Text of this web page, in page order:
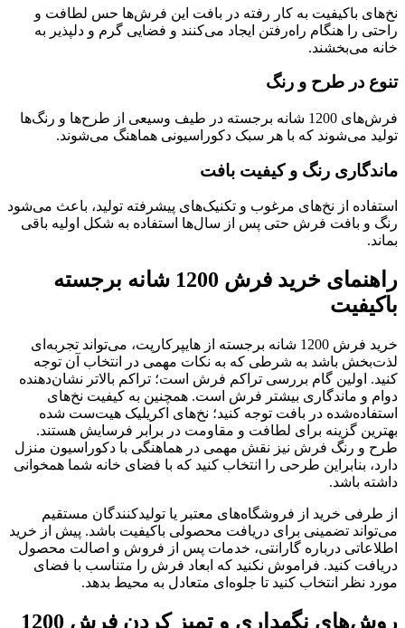
نخ‌های باکیفیت به کار رفته در بافت این فرش‌ها حس لطافت و
راحتی را هنگام راه‌رفتن ایجاد می‌کنند و فضایی گرم و دلپذیر به
خانه می‌بخشند.
تنوع در طرح و رنگ
فرش‌های 1200 شانه برجسته در طیف وسیعی از طرح‌ها و رنگ‌ها
تولید می‌شوند که با هر سبک دکوراسیونی هماهنگ می‌شوند.
ماندگاری رنگ و کیفیت بافت
استفاده از نخ‌های مرغوب و تکنیک‌های پیشرفته تولید، باعث می‌شود
رنگ و بافت فرش حتی پس از سال‌ها استفاده به شکل اولیه باقی
بماند.
راهنمای خرید فرش 1200 شانه برجسته
باکیفیت
خرید فرش 1200 شانه برجسته از هایپرکارپت، می‌تواند تجربه‌ای
لذت‌بخش باشد به شرطی که به نکات مهمی در انتخاب آن توجه
کنید. اولین گام بررسی تراکم فرش است؛ تراکم بالاتر نشان‌دهنده
دوام و ماندگاری بیشتر فرش است. همچنین به کیفیت نخ‌های
استفاده‌شده در بافت توجه کنید؛ نخ‌های اکریلیک هیت‌ست شده
بهترین گزینه برای لطافت و مقاومت در برابر فرسایش هستند.
طرح و رنگ فرش نیز نقش مهمی در هماهنگی با دکوراسیون منزل
دارد، بنابراین طرحی را انتخاب کنید که با فضای خانه شما همخوانی
داشته باشد.
از طرفی خرید از فروشگاه‌های معتبر یا تولیدکنندگان مستقیم
می‌تواند تضمینی برای دریافت محصولی باکیفیت باشد. پیش از خرید
اطلاعاتی درباره گارانتی، خدمات پس از فروش و اصالت محصول
دریافت کنید. فراموش نکنید که ابعاد فرش را متناسب با فضای
مورد نظر انتخاب کنید تا جلوه‌ای متعادل به محیط بدهد.
روش‌های نگهداری و تمیز کردن فرش 1200